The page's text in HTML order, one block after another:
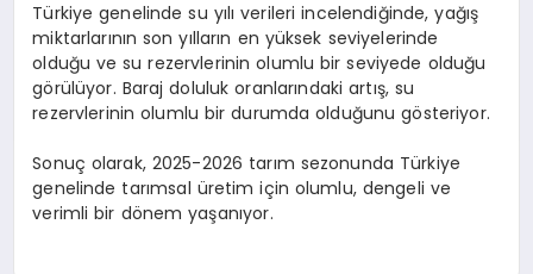
Türkiye genelinde su yılı verileri incelendiğinde, yağış
miktarlarının son yılların en yüksek seviyelerinde
olduğu ve su rezervlerinin olumlu bir seviyede olduğu
görülüyor. Baraj doluluk oranlarındaki artış, su
rezervlerinin olumlu bir durumda olduğunu gösteriyor.
Sonuç olarak, 2025-2026 tarım sezonunda Türkiye
genelinde tarımsal üretim için olumlu, dengeli ve
verimli bir dönem yaşanıyor.